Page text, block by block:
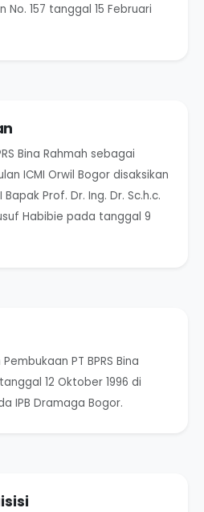
No. 157 tanggal 15 Februari
Bina Rahmah sebagai
ICMI Orwil Bogor disaksikan
Prof. Dr. Ing. Dr. Sc.h.c.
Habibie pada tanggal 9
PT BPRS Bina
12 Oktober 1996 di
IPB Dramaga Bogor.